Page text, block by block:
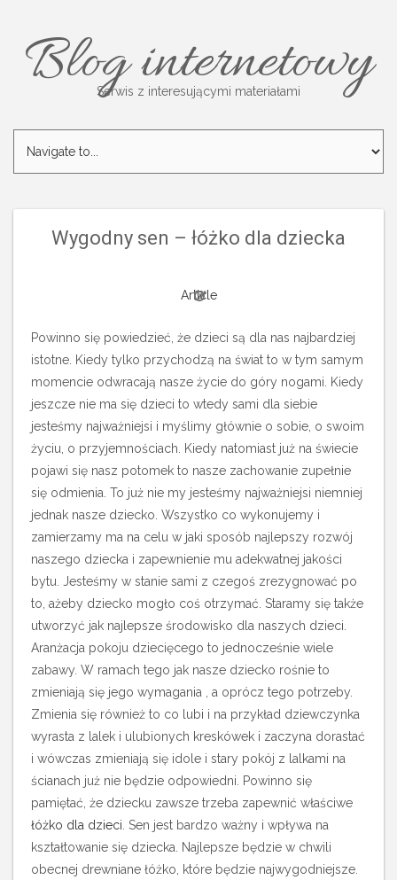
Blog internetowy
Serwis z interesującymi materiałami
Wygodny sen – łóżko dla dziecka
Article
Powinno się powiedzieć, że dzieci są dla nas najbardziej
istotne. Kiedy tylko przychodzą na świat to w tym samym
momencie odwracają nasze życie do góry nogami. Kiedy
jeszcze nie ma się dzieci to wtedy sami dla siebie
jesteśmy najważniejsi i myślimy głównie o sobie, o swoim
życiu, o przyjemnościach. Kiedy natomiast już na świecie
pojawi się nasz potomek to nasze zachowanie zupełnie
się odmienia. To już nie my jesteśmy najważniejsi niemniej
jednak nasze dziecko. Wszystko co wykonujemy i
zamierzamy ma na celu w jaki sposób najlepszy rozwój
naszego dziecka i zapewnienie mu adekwatnej jakości
bytu. Jesteśmy w stanie sami z czegoś zrezygnować po
to, ażeby dziecko mogło coś otrzymać. Staramy się także
utworzyć jak najlepsze środowisko dla naszych dzieci.
Aranżacja pokoju dziecięcego to jednocześnie wiele
zabawy. W ramach tego jak nasze dziecko rośnie to
zmieniają się jego wymagania , a oprócz tego potrzeby.
Zmienia się również to co lubi i na przykład dziewczynka
wyrasta z lalek i ulubionych kreskówek i zaczyna dorastać
i wówczas zmieniają się idole i stary pokój z lalkami na
ścianach już nie będzie odpowiedni. Powinno się
pamiętać, że dziecku zawsze trzeba zapewnić właściwe
łóżko dla dzieci . Sen jest bardzo ważny i wpływa na
kształtowanie się dziecka. Najlepsze będzie w chwili
obecnej drewniane łóżko, które będzie najwygodniejsze.